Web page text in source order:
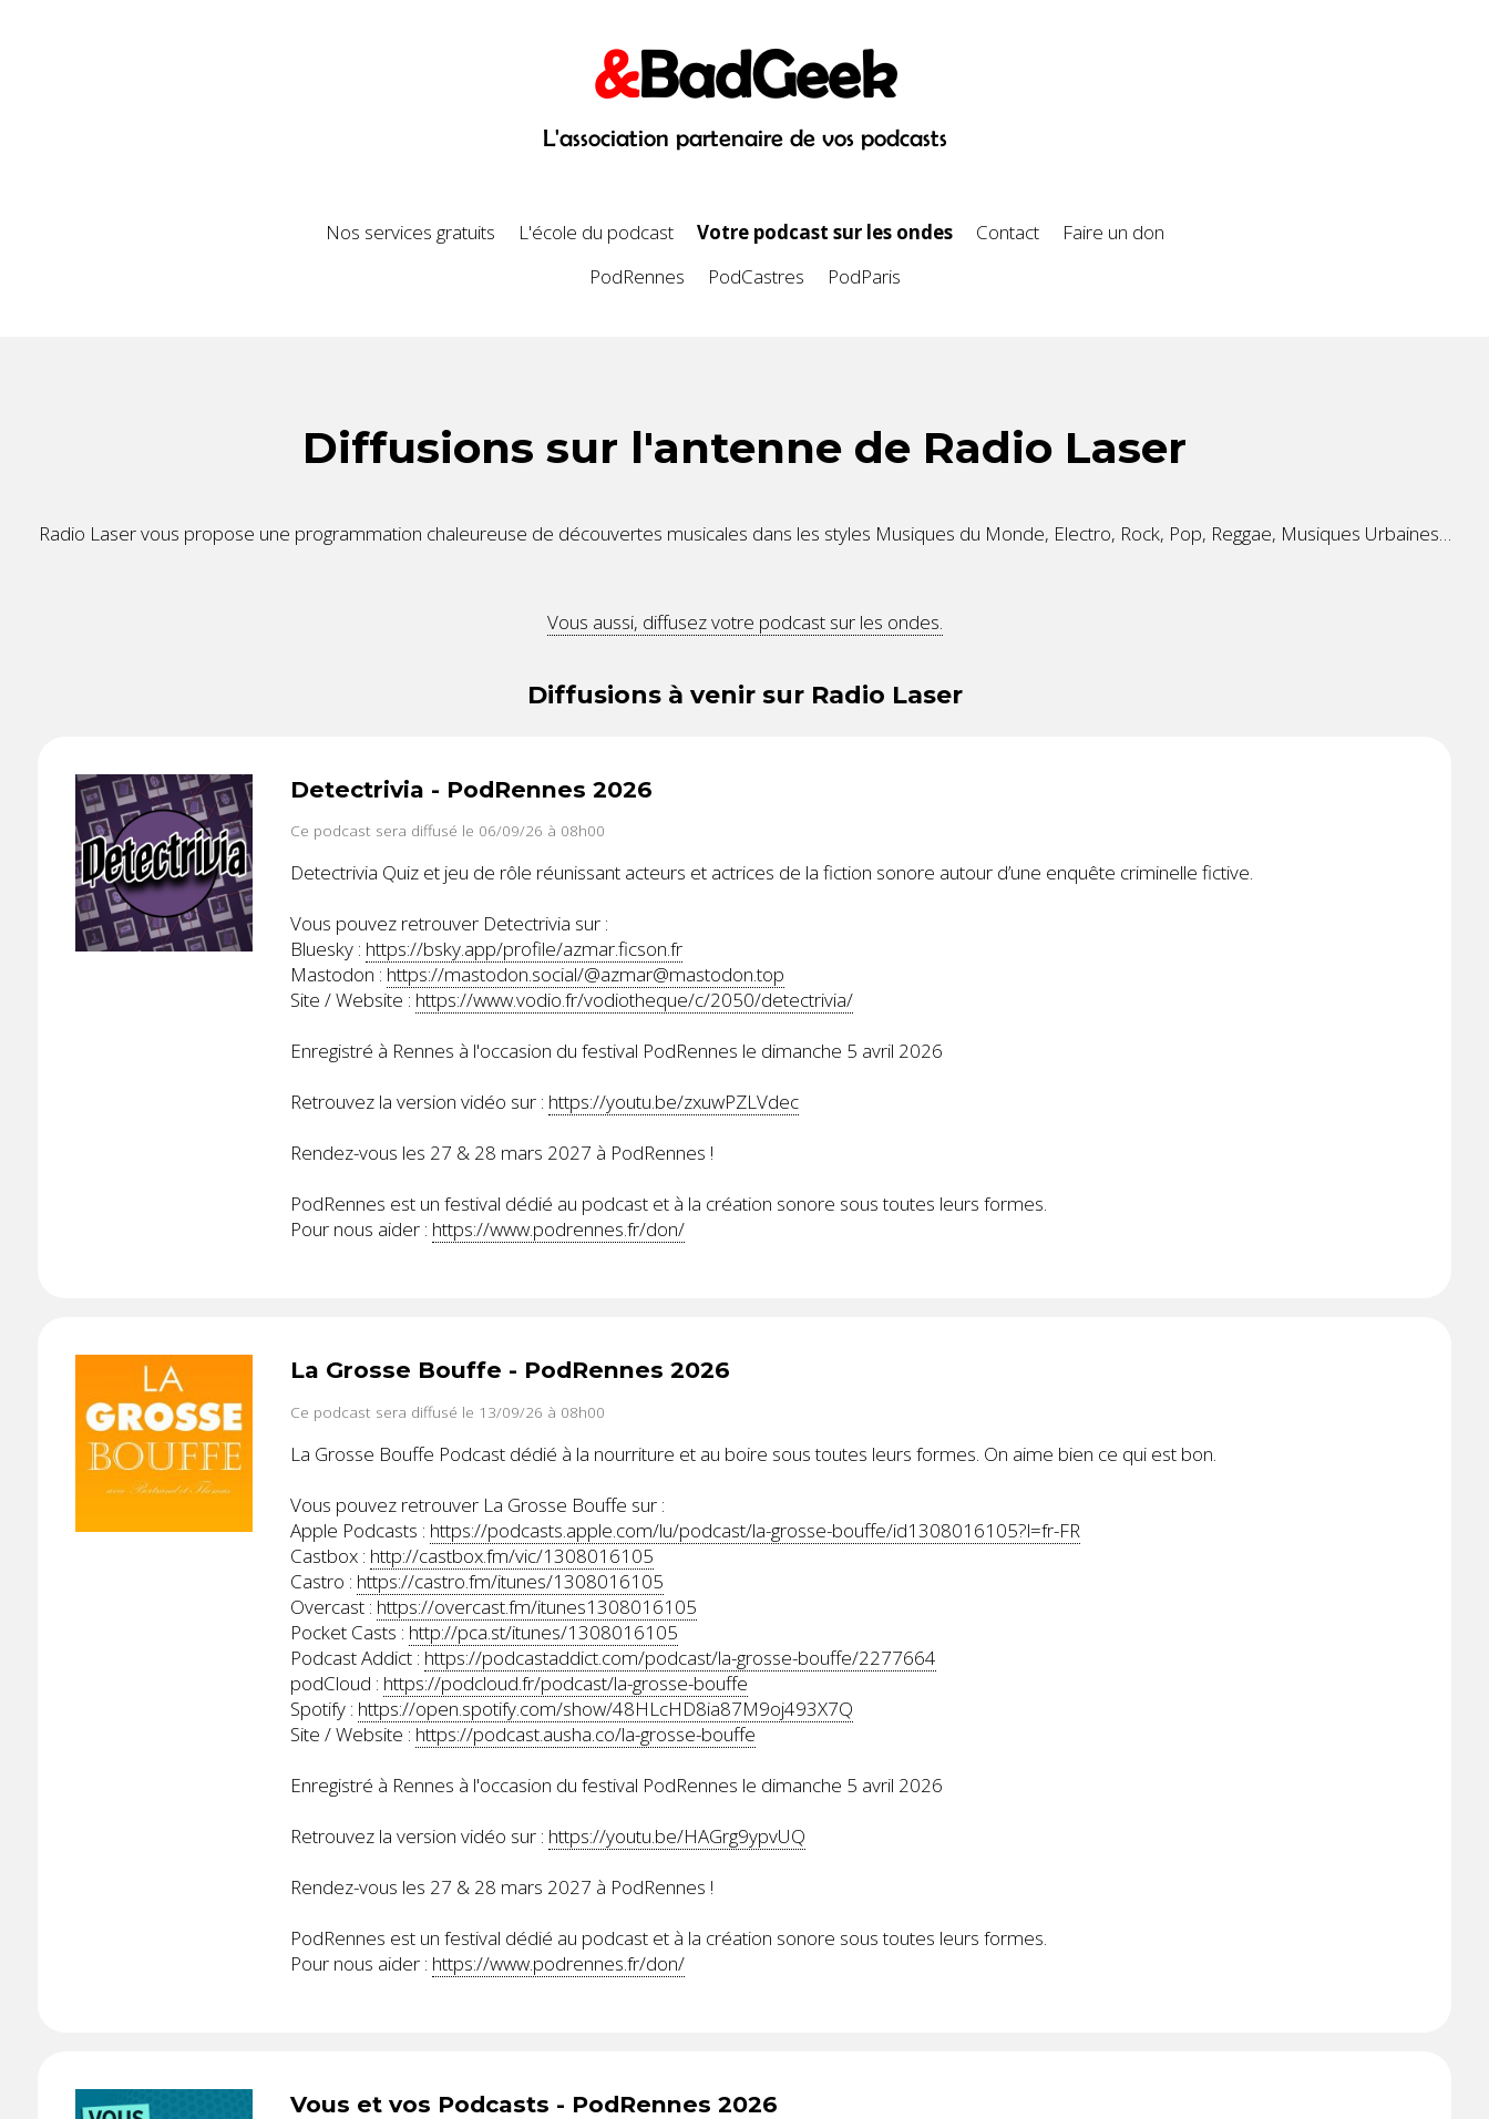
&BadGeek
L'association partenaire de vos podcasts
Nos services gratuits L'école du podcast Votre podcast sur les ondes Contact
Faire un don
PodRennes
PodCastres PodParis
Diffusions sur l'antenne de Radio Laser
Radio Laser vous propose une programmation chaleureuse de découvertes musicales dans les styles Musiques du Monde, Electro, Rock, Pop, Reggae, Musiques Urbaines…
Vous aussi, diffusez votre podcast sur les ondes.
Diffusions à venir sur Radio Laser
Detectrivia - PodRennes 2026
Ce podcast sera diffusé le 06/09/26 à 08h00
Detectrivia Quiz et jeu de rôle réunissant acteurs et actrices de la fiction sonore autour d’une enquête criminelle fictive.
Vous pouvez retrouver Detectrivia sur :
Bluesky : https://bsky.app/profile/azmar.ficson.fr
Mastodon : https://mastodon.social/@azmar@mastodon.top
Site / Website : https://www.vodio.fr/vodiotheque/c/2050/detectrivia/
Enregistré à Rennes à l'occasion du festival PodRennes le dimanche 5 avril 2026
Retrouvez la version vidéo sur : https://youtu.be/zxuwPZLVdec
Rendez-vous les 27 & 28 mars 2027 à PodRennes !
PodRennes est un festival dédié au podcast et à la création sonore sous toutes leurs formes.
Pour nous aider : https://www.podrennes.fr/don/
La Grosse Bouffe - PodRennes 2026
Ce podcast sera diffusé le 13/09/26 à 08h00
La Grosse Bouffe Podcast dédié à la nourriture et au boire sous toutes leurs formes. On aime bien ce qui est bon.
Vous pouvez retrouver La Grosse Bouffe sur :
Apple Podcasts : https://podcasts.apple.com/lu/podcast/la-grosse-bouffe/id1308016105?l=fr-FR
Castbox : http://castbox.fm/vic/1308016105
Castro : https://castro.fm/itunes/1308016105
Overcast : https://overcast.fm/itunes1308016105
Pocket Casts : http://pca.st/itunes/1308016105
Podcast Addict : https://podcastaddict.com/podcast/la-grosse-bouffe/2277664
podCloud : https://podcloud.fr/podcast/la-grosse-bouffe
Spotify : https://open.spotify.com/show/48HLcHD8ia87M9oj493X7Q
Site / Website : https://podcast.ausha.co/la-grosse-bouffe
Enregistré à Rennes à l'occasion du festival PodRennes le dimanche 5 avril 2026
Retrouvez la version vidéo sur : https://youtu.be/HAGrg9ypvUQ
Rendez-vous les 27 & 28 mars 2027 à PodRennes !
PodRennes est un festival dédié au podcast et à la création sonore sous toutes leurs formes.
Pour nous aider : https://www.podrennes.fr/don/
Vous et vos Podcasts - PodRennes 2026